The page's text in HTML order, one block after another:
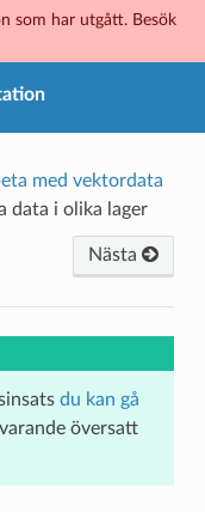
som har utgått. Besök
med vektordata
data i olika lager
Nästa
du kan gå
översatt